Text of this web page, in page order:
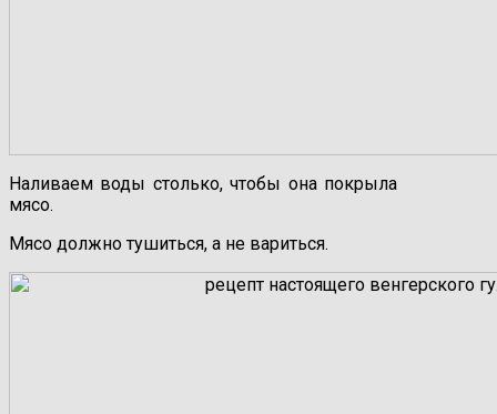
Наливаем воды столько, чтобы она покрыла
мясо.
Мясо должно тушиться, а не вариться.